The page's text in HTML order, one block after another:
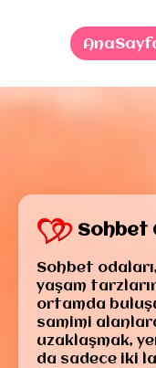
Sohbet
Sohbet
yaşam
ortamda
samimi
uzaklaşmak,
da sadece iki